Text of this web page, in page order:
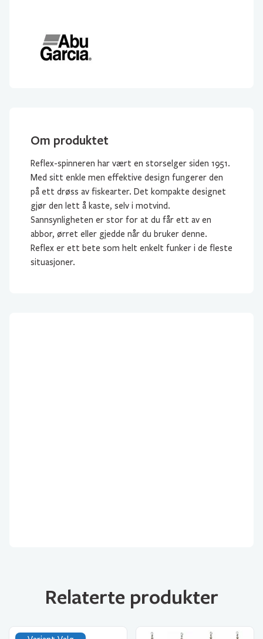
Om produktet
Reflex-spinneren har vært en storselger siden 1951.
Med sitt enkle men effektive design fungerer den
på ett drøss av fiskearter. Det kompakte designet
gjør den lett å kaste, selv i motvind.
Sannsynligheten er stor for at du får ett av en
abbor, ørret eller gjedde når du bruker denne.
Reflex er ett bete som helt enkelt funker i de fleste
situasjoner.
Relaterte produkter